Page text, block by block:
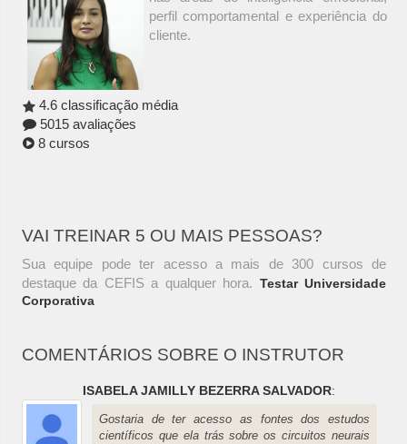
perfil comportamental e experiência do
cliente.
4.6 classificação média
5015 avaliações
8 cursos
VAI TREINAR 5 OU MAIS PESSOAS?
Sua equipe pode ter acesso a mais de 300 cursos de
destaque da CEFIS a qualquer hora. Testar Universidade
Corporativa
COMENTÁRIOS SOBRE O INSTRUTOR
ISABELA JAMILLY BEZERRA SALVADOR:
Gostaria de ter acesso as fontes dos estudos
científicos que ela trás sobre os circuitos neurais